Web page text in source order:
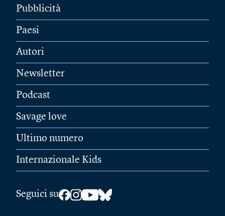
Pubblicità
Paesi
Autori
Newsletter
Podcast
Savage love
Ultimo numero
Internazionale Kids
Seguici su